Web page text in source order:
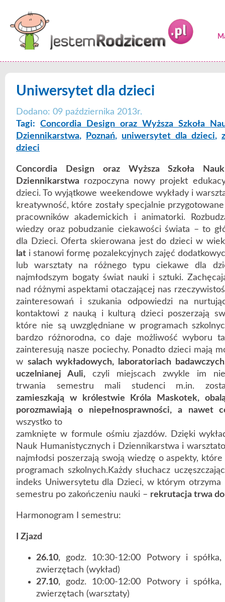
Uniwersytet dla dzieci
Dodano: 09 października 2013r.
Tagi: Concordia Design oraz Wyższa Szkoła
Dziennikarstwa, Poznań, uniwersytet dla dzieci,
dzieci
Concordia Design oraz Wyższa Szkoła
Dziennikarstwa rozpoczyna nowy projekt
dzieci. To wyjątkowe weekendowe wykłady i
kreatywność, które zostały specjalnie
pracowników akademickich i animatorki.
wiedzy oraz pobudzanie ciekawości świata – to
dla Dzieci. Oferta skierowana jest do dzieci w
lat i stanowi formę pozalekcyjnych zajęć
lub warsztaty na różnego typu ciekawe dla
najmłodszym bogaty świat nauki i sztuki.
nad różnymi aspektami otaczającej nas
zainteresowań i szukania odpowiedzi na
kontaktowi z nauką i kulturą dzieci poszerzają
które nie są uwzględniane w programach
bardzo różnorodna, co daje możliwość wyboru
zainteresują nasze pociechy. Ponadto dzieci mają
w salach wykładowych, laboratoriach
uczelnianej Auli, czyli miejscach zwykle im
trwania semestru mali studenci m.in.
zamieszkają w królestwie Króla Maskotek,
porozmawiają o niepełnosprawności, a nawet
wszystko to
zamknięte w formule ośmiu zjazdów. Dzięki
Nauk Humanistycznych i Dziennikarstwa i
najmłodsi poszerzają swoją wiedzę o aspekty,
programach szkolnych.Każdy słuchacz
indeks Uniwersytetu dla Dzieci, w którym otrzyma
semestru po zakończeniu nauki – rekrutacja trwa do
Harmonogram I semestru:
I Zjazd
26.10, godz. 10:30-12:00 Potwory i
zwierzętach (wykład)
27.10, godz. 10:00-12:00 Potwory i
zwierzętach (warsztaty)